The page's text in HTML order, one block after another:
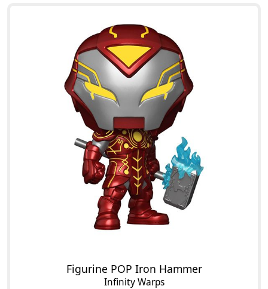
Figurine POP Iron Hammer
Infinity Warps